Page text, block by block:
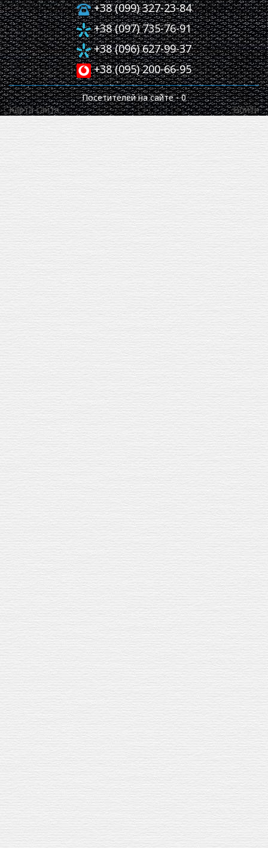
+38 (099) 327-23-84
+38 (097) 735-76-91
+38 (096) 627-99-37
+38 (095) 200-66-95
Посетителей на сайте -0
Карта сайта
Войти